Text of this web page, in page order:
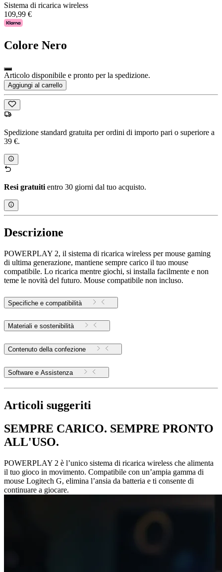
Sistema di ricarica wireless
109,99 €
Colore Nero
Articolo disponibile e pronto per la spedizione.
Aggiungi al carrello
Spedizione standard gratuita per ordini di importo pari o superiore a
39 €.
Resi gratuitientro 30 giorni dal tuo acquisto.
Descrizione
POWERPLAY 2, il sistema di ricarica wireless per mouse gaming
di ultima generazione, mantiene sempre carico il tuo mouse
compatibile. Lo ricarica mentre giochi, si installa facilmente e non
teme le novità del futuro. Mouse compatibile non incluso.
Specifiche e compatibilità
Materiali e sostenibilità
Contenuto della confezione
Software e Assistenza
Articoli suggeriti
SEMPRE CARICO. SEMPRE PRONTO
ALL'USO.
POWERPLAY 2 è l’unico sistema di ricarica wireless che alimenta
il tuo gioco in movimento. Compatibile con un’ampia gamma di
mouse Logitech G, elimina l’ansia da batteria e ti consente di
continuare a giocare.